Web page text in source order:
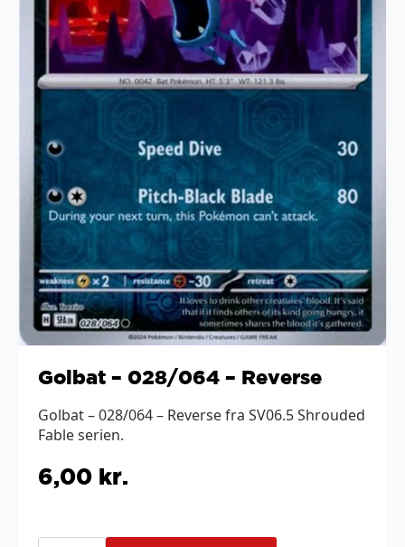
Golbat – 028/064 – Reverse
Golbat – 028/064 – Reverse fra SV06.5 Shrouded
Fable serien.
6,00 kr.